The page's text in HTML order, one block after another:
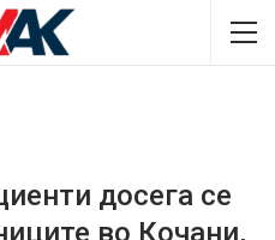
досега се
во Кочани,